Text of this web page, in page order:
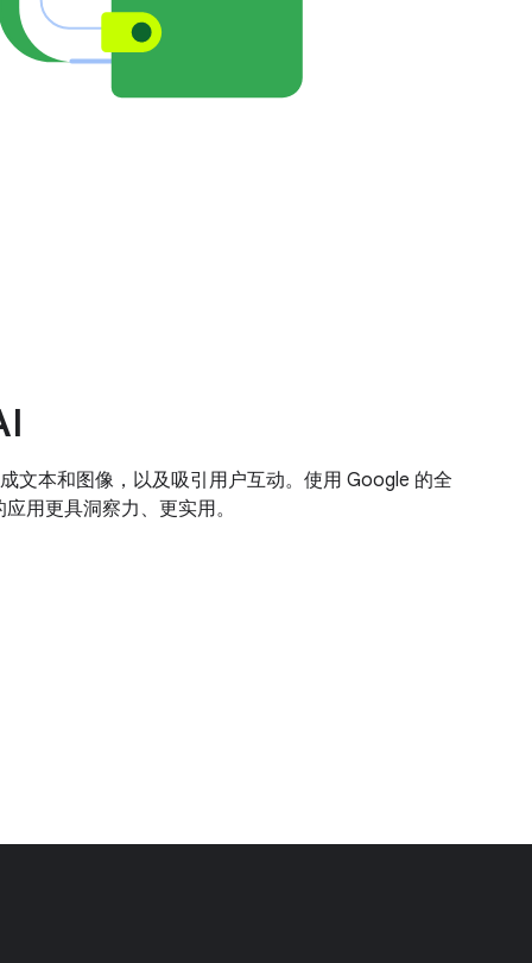
文本和图像，以及吸引用户互动。使用 Google 的全
用更具洞察力、更实用。